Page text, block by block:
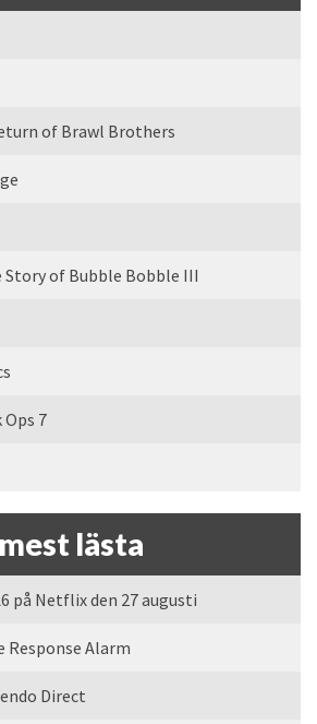
of Brawl Brothers
Story of Bubble Bobble III
7
lästa
på Netflix den 27 augusti
Response Alarm
Direct